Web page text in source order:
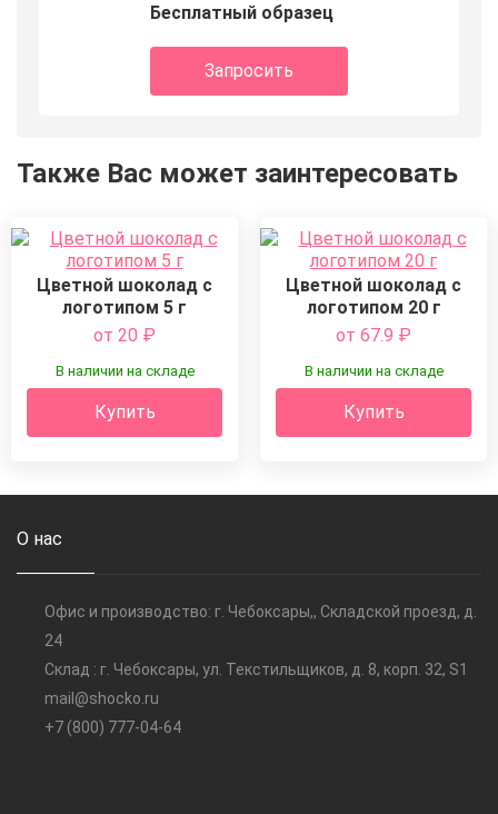
Бесплатный образец
Запросить
Также Вас может заинтересовать
Цветной шоколад с
логотипом 5 г
от 20 ₽
В наличии на складе
Купить
Цветной шоколад с
логотипом 20 г
от 67.9 ₽
В наличии на складе
Купить
О нас
Офис и производство: г. Чебоксары,, Складской проезд, д.
24
Склад : г. Чебоксары, ул. Текстильщиков, д. 8, корп. 32, S1
mail@shocko.ru
+7 (800) 777-04-64